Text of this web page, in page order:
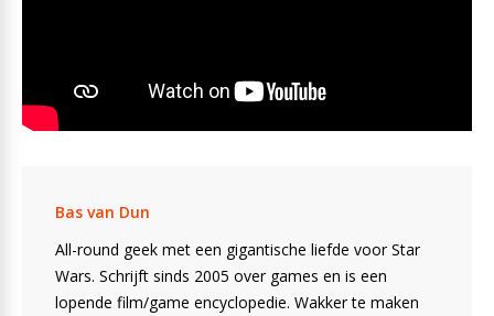
Bas van Dun
All-round geek met een gigantische liefde voor Star
Wars. Schrijft sinds 2005 over games en is een
lopende film/game encyclopedie. Wakker te maken